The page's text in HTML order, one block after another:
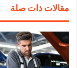
مقالات ذات صلة